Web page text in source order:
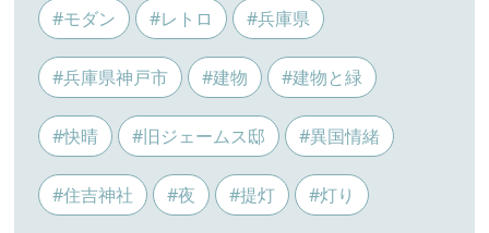
#モダン #レトロ #兵庫県
#兵庫県神戸市 #建物 #建物と緑
#快晴 #旧ジェームス邸 #異国情緒
#住吉神社 #夜 #提灯 #灯り